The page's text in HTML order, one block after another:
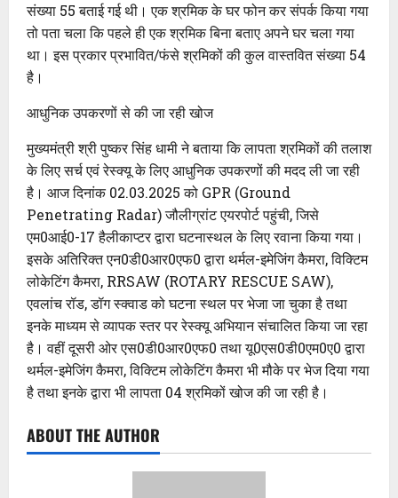
संख्या 55 बताई गई थी। एक श्रमिक के घर फोन कर संपर्क किया गया
तो पता चला कि पहले ही एक श्रमिक बिना बताए अपने घर चला गया
था। इस प्रकार प्रभावित/फंसे श्रमिकों की कुल वास्तवित संख्या 54
है।
आधुनिक उपकरणों से की जा रही खोज
मुख्यमंत्री श्री पुष्कर सिंह धामी ने बताया कि लापता श्रमिकों की तलाश
के लिए सर्च एवं रेस्क्यू के लिए आधुनिक उपकरणों की मदद ली जा रही
है। आज दिनांक 02.03.2025 को GPR (Ground
Penetrating Radar) जौलीग्रांट एयरपोर्ट पहुंची, जिसे
एम0आई0-17 हैलीकाप्टर द्वारा घटनास्थल के लिए रवाना किया गया।
इसके अतिरिक्त एन0डी0आर0एफ0 द्वारा थर्मल-इमेजिंग कैमरा, विक्टिम
लोकेटिंग कैमरा, RRSAW (ROTARY RESCUE SAW),
एवलांच रॉड, डॉग स्क्वाड को घटना स्थल पर भेजा जा चुका है तथा
इनके माध्यम से व्यापक स्तर पर रेस्क्यू अभियान संचालित किया जा रहा
है। वहीं दूसरी ओर एस0डी0आर0एफ0 तथा यू0एस0डी0एम0ए0 द्वारा
थर्मल-इमेजिंग कैमरा, विक्टिम लोकेटिंग कैमरा भी मौके पर भेज दिया गया
है तथा इनके द्वारा भी लापता 04 श्रमिकों खोज की जा रही है।
ABOUT THE AUTHOR